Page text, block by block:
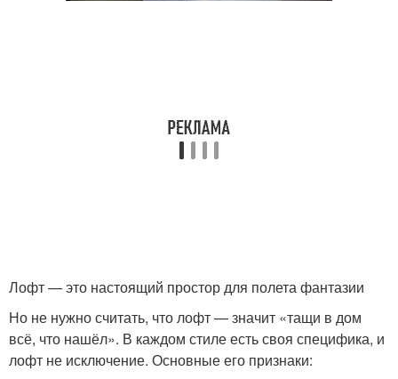
Лофт — это настоящий простор для полета фантазии
Но не нужно считать, что лофт — значит «тащи в дом
всё, что нашёл». В каждом стиле есть своя специфика, и
лофт не исключение. Основные его признаки: